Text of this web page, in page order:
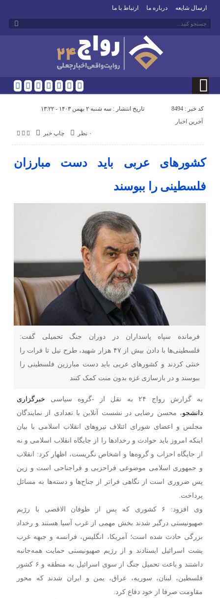
ارسال شایعه درباره ما ارتباط با ما
کد خبر : 8494 تاریخ انتشار : سه شنبه ۲ بهمن ۱۴۰۳ - ۱۳:۲۲
چاپ خبر ۰ نظر
آخرین اخبار
کشور‌های عربی باید دست مبارزان
فلسطینی را ببوسند
فرمانده سپاه پاسداران در دوران جنگ تحمیلی گفت:
فلسطینی‌ها با دادن بیش از ۴۷ هزار شهید، طرح نیل تا فرات را
خنثی کردند و کشور‌های عربی باید دست مبارزین فلسطینی را
ببوسند و در بازسازی غزه بدون منت کمک کنند
به گزارش رواج ۲۴ به نقل از -گروه سیاسی
خبرگزاری
دانشجو، محسن رضایی در نشست آنلاین با تعدادی از نمایندگان
مجلس و اعضای شورای ائتلاف نیرو‌های انقلاب اسلامی با بیان
اینکه امروز باید حوادث و رخداد‌ها را از جایگاه انقلاب اسلامی و نه
از جایگاه احزاب و گروه‌ها و اشخاص نگریست، اظهار کرد: انقلاب
و جمهوری اسلامی موضوعی فراحزبی و فراجناحی است و زین
پس ضروری است از نگاهی فراتر از جناح‌ها و دسته‌ها به مسائل
پرداخت.
وی افزود: ۶ کشوری که پس از طوفان الاقصی با رژیم
صهیونیستی درگیر شدند بخش مهمی از غرب آسیا هستند و رخداد
بزرگی حادث شده است؛ آمریکا، انگلیس، فرانسه و جبهه غرب
پشت اسرائیل ایستادند و از رژیم صهیونیستی حمایت همه‌جانبه
داشتند و باعث تحمیل جنگ از سوی اسرائیل به منطقه و ۶ کشور
فلسطین، لبنان، سوریه، عراق، یمن و ایران شدند که محور
مقاومت صرفا از خود دفاع کرد.